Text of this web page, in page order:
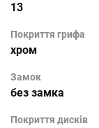
13
Покриття грифа
хром
Замок
без замка
Покриття дисків